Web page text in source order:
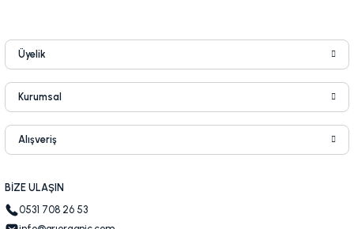
Üyelik
Kurumsal
Alışveriş
BİZE ULAŞIN
0531 708 26 53